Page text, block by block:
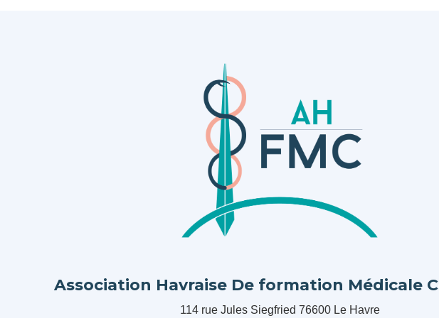
Association Havraise De formation Médicale
114 rue Jules Siegfried 76600 Le Havre